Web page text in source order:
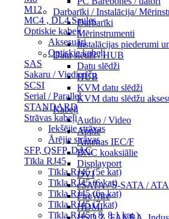
M12
MC4 , DL4 Saules
Optiskie kabeļi
Aksesuāri
Optiskie kabeļi
SAS
Sakaru / Viedierīču
SCSI
Serial / Parallel
STANDARD
Strāvas kabeļi
Iekšējie strāvas
Ārējie strāvas
SFP, QSFP, DAC
Tīkla RJ45
Tīkla RJ45 (5e kat)
Tīkla RJ45 (6 kat)
Tīkla RJ45 (6a kat)
Tīkla RJ45 (7 kat)
Tīkla RJ45 ( 8, 8.1 kat.)
Darbarīki / Instalācija/
Darbarīki
Mērinstrumenti
Instalācijas piederumi
Datu slēdži / HUB
Datu slēdži
HUB
KVM datu slēdži
KVM datu slēdžu
Kabeļi
Audio / Video
Apple
Antenas IEC/F
BNC koaksiālie
Displayport
DVI
eSATA / S-SATA /
FireWire
HDMI